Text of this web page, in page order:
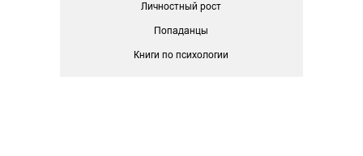
Личностный рост
Попаданцы
Книги по психологии